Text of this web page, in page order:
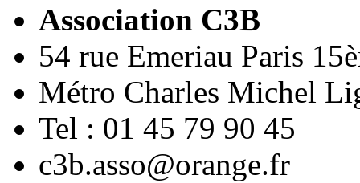
Association C3B
54 rue Emeriau Paris
Métro Charles Michel
Tel : 01 45 79 90 45
c3b.asso@orange.fr